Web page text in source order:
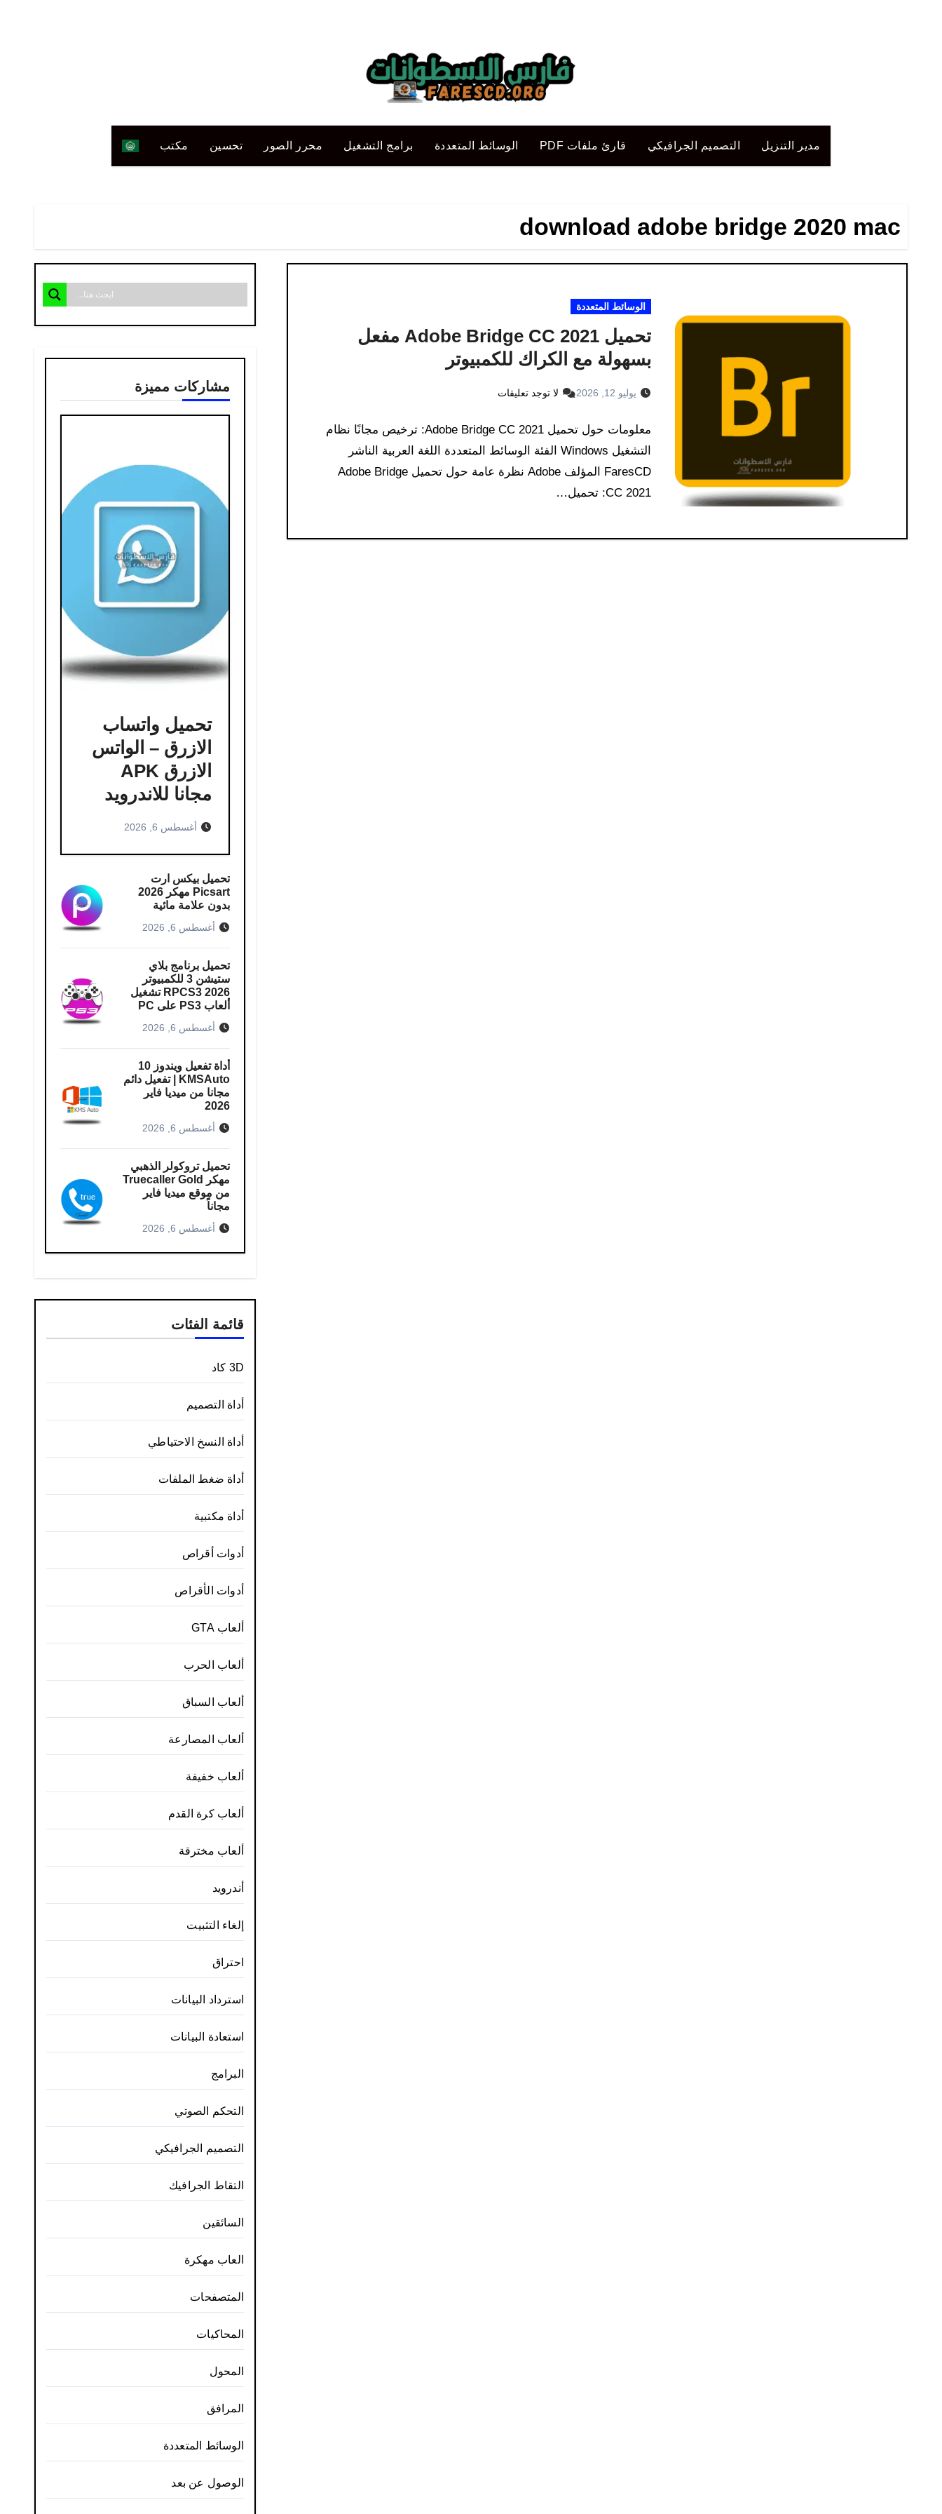
مدير التنزيل التصميم الجرافيكي قارئ ملفات PDF الوسائط المتعددة برامج التشغيل محرر الصور تحسين مكتب
download adobe bridge 2020 mac
الوسائط المتعددة
تحميل Adobe Bridge CC 2021 مفعل
بسهولة مع الكراك للكمبيوتر
يوليو 12, 2026 لا توجد تعليقات
معلومات حول تحميل Adobe Bridge CC 2021: ترخيص مجانًا نظام
التشغيل Windows الفئة الوسائط المتعددة اللغة العربية الناشر
FaresCD المؤلف Adobe نظرة عامة حول تحميل Adobe Bridge
CC 2021: تحميل…
مشاركات مميزة
تحميل واتساب
الازرق – الواتس
الازرق APK
مجانا للاندرويد
أغسطس 6, 2026
تحميل بيكس ارت
Picsart مهكر 2026
بدون علامة مائية
أغسطس 6, 2026
تحميل برنامج بلاي
ستيشن 3 للكمبيوتر
RPCS3 2026 تشغيل
ألعاب PS3 على PC
أغسطس 6, 2026
أداة تفعيل ويندوز 10
KMSAuto | تفعيل دائم
مجانا من ميديا فاير
2026
أغسطس 6, 2026
تحميل تروكولر الذهبي
مهكر Truecaller Gold
من موقع ميديا فاير
مجاناً
أغسطس 6, 2026
قائمة الفئات
3D كاد
أداة التصميم
أداة النسخ الاحتياطي
أداة ضغط الملفات
أداة مكتبية
أدوات أقراص
أدوات الأقراص
ألعاب GTA
ألعاب الحرب
ألعاب السباق
ألعاب المصارعة
ألعاب خفيفة
ألعاب كرة القدم
ألعاب مخترقة
أندرويد
إلغاء التثبيت
احتراق
استرداد البيانات
استعادة البيانات
البرامج
التحكم الصوتي
التصميم الجرافيكي
التقاط الجرافيك
السائقين
العاب مهكرة
المتصفحات
المحاكيات
المحول
المرافق
الوسائط المتعددة
الوصول عن بعد